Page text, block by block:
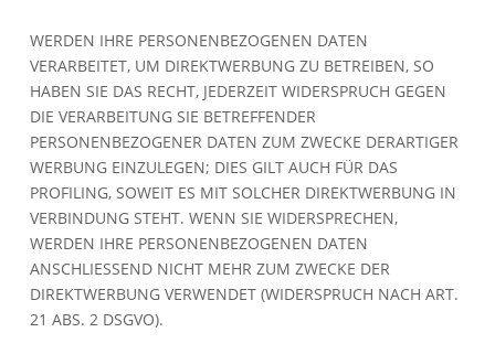
WERDEN IHRE PERSONENBEZOGENEN DATEN
VERARBEITET, UM DIREKTWERBUNG ZU BETREIBEN, SO
HABEN SIE DAS RECHT, JEDERZEIT WIDERSPRUCH GEGEN
DIE VERARBEITUNG SIE BETREFFENDER
PERSONENBEZOGENER DATEN ZUM ZWECKE DERARTIGER
WERBUNG EINZULEGEN; DIES GILT AUCH FÜR DAS
PROFILING, SOWEIT ES MIT SOLCHER DIREKTWERBUNG IN
VERBINDUNG STEHT. WENN SIE WIDERSPRECHEN,
WERDEN IHRE PERSONENBEZOGENEN DATEN
ANSCHLIESSEND NICHT MEHR ZUM ZWECKE DER
DIREKTWERBUNG VERWENDET (WIDERSPRUCH NACH ART.
21 ABS. 2 DSGVO).